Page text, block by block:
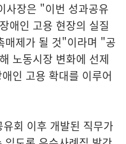
사장은 "이번 성과공유
애인 고용 현장의 실질
매제가 될 것"이라며 "공
노동시장 변화에 선제
인 고용 확대를 이루어
회 이후 개발된 직무가